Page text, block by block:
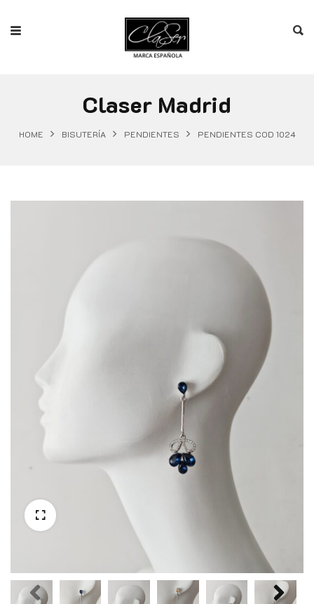
Claser Madrid
HOME BISUTERÍA PENDIENTES PENDIENTES COD 1024